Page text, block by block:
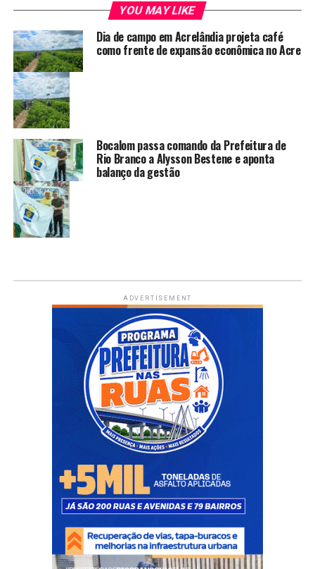
YOU MAY LIKE
Dia de campo em Acrelândia projeta café
como frente de expansão econômica no Acre
Bocalom passa comando da Prefeitura de
Rio Branco a Alysson Bestene e aponta
balanço da gestão
ADVERTISEMENT